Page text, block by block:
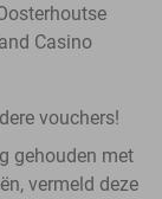
Casino
vouchers!
gehouden met
vermeld deze